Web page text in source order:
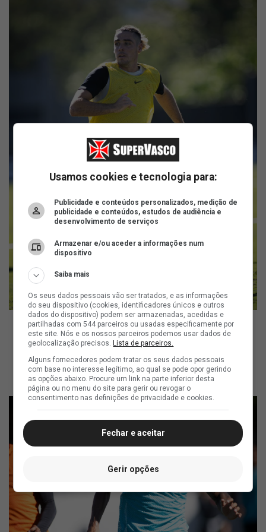
ad
Usamos cookies e tecnologia para:
Publicidade e conteúdos personalizados, medição de
publicidade e conteúdos, estudos de audiência e
desenvolvimento de serviços
Armazenar e/ou aceder a informações num
dispositivo
Saiba mais
Os seus dados pessoais vão ser tratados, e as informações
do seu dispositivo (cookies, identificadores únicos e outros
dados do dispositivo) podem ser armazenadas, acedidas e
partilhadas com 544 parceiros ou usadas especificamente por
este site. Nós e os nossos parceiros podemos usar dados de
geolocalização precisos. Lista de parceiros.
Alguns fornecedores podem tratar os seus dados pessoais
com base no interesse legítimo, ao qual se pode opor gerindo
as opções abaixo. Procure um link na parte inferior desta
página ou no menu do site para gerir ou revogar o
consentimento nas definições de privacidade e cookies.
Fechar e aceitar
Gerir opções